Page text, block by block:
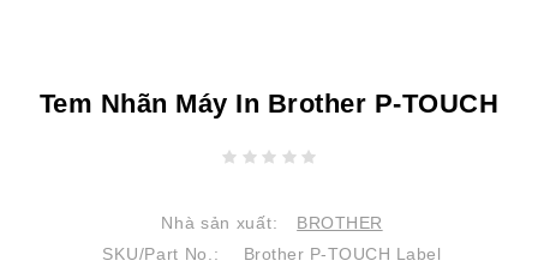
Tem Nhãn Máy In Brother P-TOUCH
Nhà sản xuất:
BROTHER
SKU/Part No.:
Brother P-TOUCH Label